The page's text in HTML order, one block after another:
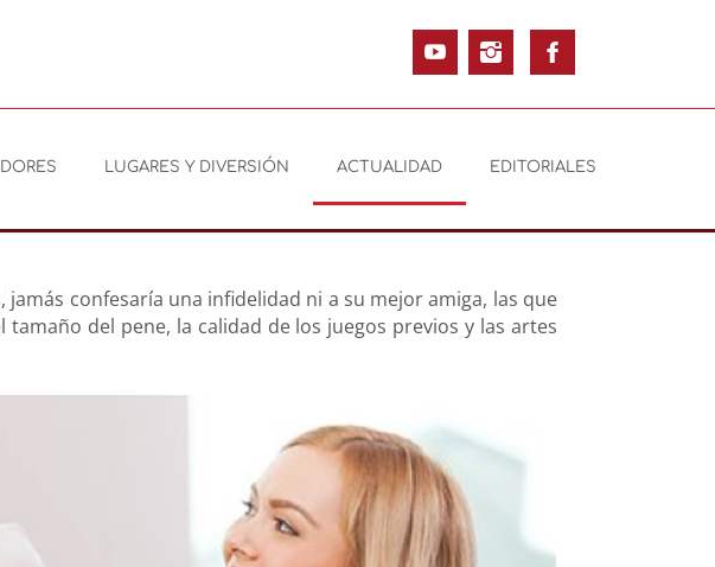
LUGARES Y DIVERSIÓN ACTUALIDAD EDITORIALES
confesaría una infidelidad ni a su mejor amiga, las que
del pene, la calidad de los juegos previos y las artes